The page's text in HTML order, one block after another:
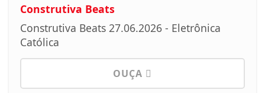
Construtiva Beats
Construtiva Beats 27.06.2026 - Eletrônica
Católica
OUÇA